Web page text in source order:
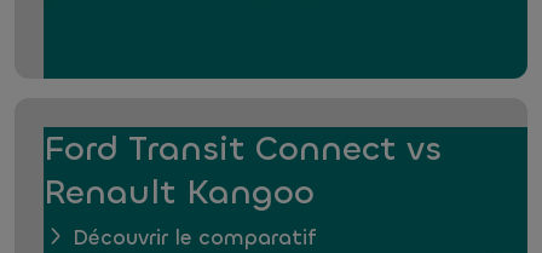
Ford Transit Connect vs
Renault Kangoo
Découvrir le comparatif